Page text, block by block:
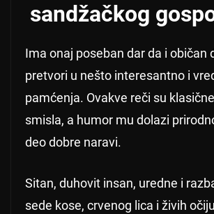
sandžačkog
Ima onaj poseban dar da i običan
pretvori u nešto interesantno i
pamćenja. Ovakve reči su
smisla, a humor mu dolazi
deo dobre naravi.
Sitan, duhovit insan, uredne i
sede kose, crvenog lica i živih očiju